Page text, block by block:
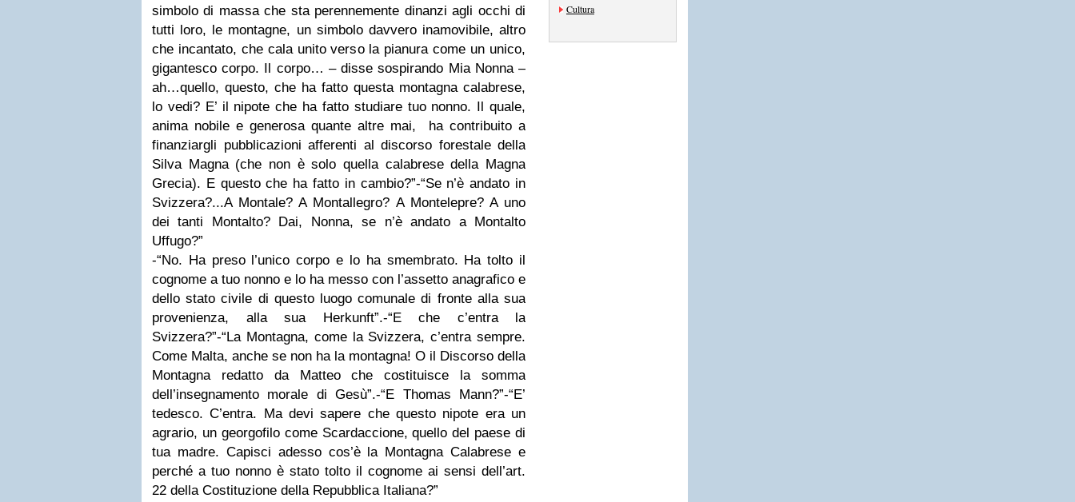
simbolo di massa che sta perennemente dinanzi agli occhi di
tutti loro, le montagne, un simbolo davvero inamovibile, altro
che incantato, che cala unito verso la pianura come un unico,
gigantesco corpo. Il corpo… – disse sospirando Mia Nonna –
ah…quello, questo, che ha fatto questa montagna calabrese,
lo vedi? E’ il nipote che ha fatto studiare tuo nonno. Il quale,
anima nobile e generosa quante altre mai, ha contribuito a
finanziargli pubblicazioni afferenti al discorso forestale della
Silva Magna (che non è solo quella calabrese della Magna
Grecia). E questo che ha fatto in cambio?”-“Se n’è andato in
Svizzera?...A Montale? A Montallegro? A Montelepre? A uno
dei tanti Montalto? Dai, Nonna, se n’è andato a Montalto
Uffugo?”
-“No. Ha preso l’unico corpo e lo ha smembrato. Ha tolto il
cognome a tuo nonno e lo ha messo con l’assetto anagrafico e
dello stato civile di questo luogo comunale di fronte alla sua
provenienza, alla sua Herkunft”.-“E che c’entra la
Svizzera?”-“La Montagna, come la Svizzera, c’entra sempre.
Come Malta, anche se non ha la montagna! O il Discorso della
Montagna redatto da Matteo che costituisce la somma
dell’insegnamento morale di Gesù”.-“E Thomas Mann?”-“E’
tedesco. C’entra. Ma devi sapere che questo nipote era un
agrario, un georgofilo come Scardaccione, quello del paese di
tua madre. Capisci adesso cos’è la Montagna Calabrese e
perché a tuo nonno è stato tolto il cognome ai sensi dell’art.
22 della Costituzione della Repubblica Italiana?”
Cultura